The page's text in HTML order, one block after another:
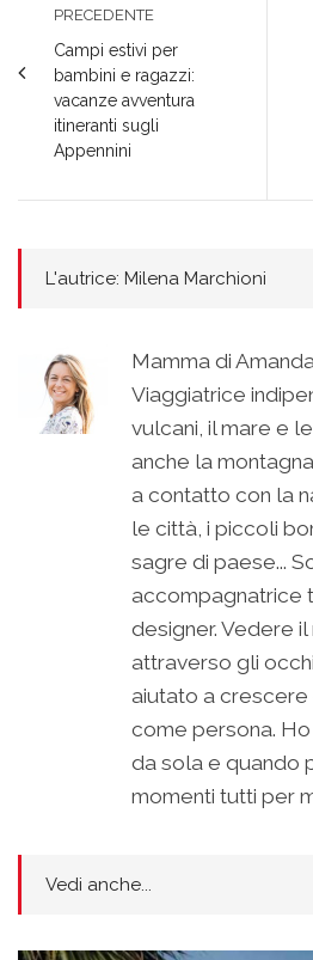
PRECEDENTE
Campi estivi per
bambini e ragazzi:
vacanze avventura
itineranti sugli
Appennini
L'autrice: Milena Marchioni
Mamma di
Viaggiatrice
vulcani, il mare e
anche la
a contatto con la
le città, i piccoli
sagre di paese...
accompagnatrice
designer. Vedere
attraverso gli
aiutato a
come persona.
da sola e quando
momenti tutti per
Vedi anche...